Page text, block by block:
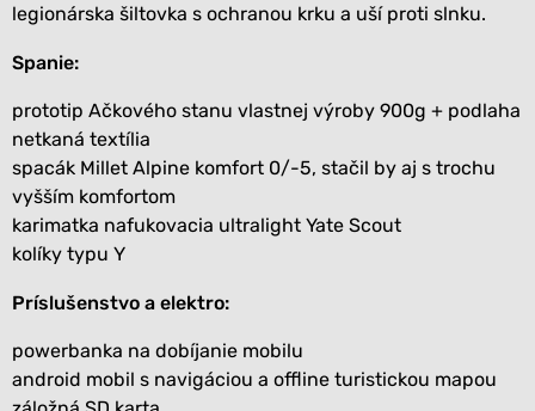
legionárska šiltovka s ochranou krku a uší proti slnku.
Spanie:
prototip Ačkového stanu vlastnej výroby 900g + podlaha
netkaná textília
spacák Millet Alpine komfort 0/-5, stačil by aj s trochu
vyšším komfortom
karimatka nafukovacia ultralight Yate Scout
kolíky typu Y
Príslušenstvo a elektro:
powerbanka na dobíjanie mobilu
android mobil s navigáciou a offline turistickou mapou